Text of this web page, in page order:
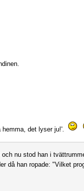
det lyser ju!'.
nu stod han i
då han ropade: "Vilket